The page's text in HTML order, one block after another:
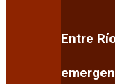
Entre